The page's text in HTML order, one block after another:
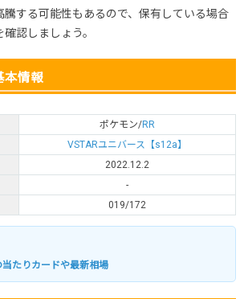
騰する可能性もあるので、保有している場合
認しましょう。
本情報
ポケモン/RR
VSTARユニバース【s12a】
2022.12.2
-
019/172
たりカードや最新相場